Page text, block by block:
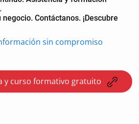
Contáctanos. ¡Descubre
sin compromiso
y curso formativo gratuito